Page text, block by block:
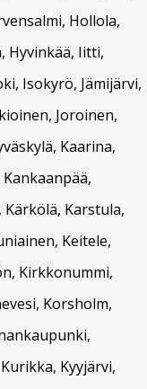
Hollola,
Hyvinkää, Iitti,
Isokyrö, Jämijärvi,
Joroinen,
Kaarina,
Karstula,
Keitele,
Kirkkonummi,
Korsholm,
Kyyjärvi,